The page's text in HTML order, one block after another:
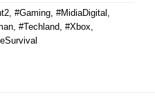
#Gaming #MidiaDigital
#Techland #Xbox